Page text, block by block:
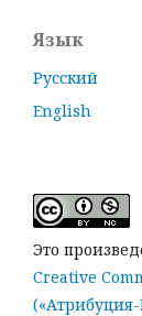
Язык
Русский
English
Это
Creative